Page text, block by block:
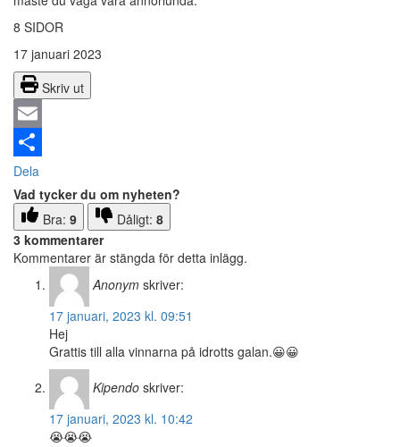
8 SIDOR
17 januari 2023
Skriv ut
Email
Dela
Vad tycker du om nyheten?
Bra: 9 Dåligt: 8
3 kommentarer
Kommentarer är stängda för detta inlägg.
Anonym skriver:
17 januari, 2023 kl. 09:51
Hej
Grattis till alla vinnarna på idrotts galan.😀😀
Kipendo skriver:
17 januari, 2023 kl. 10:42
😭😭😭